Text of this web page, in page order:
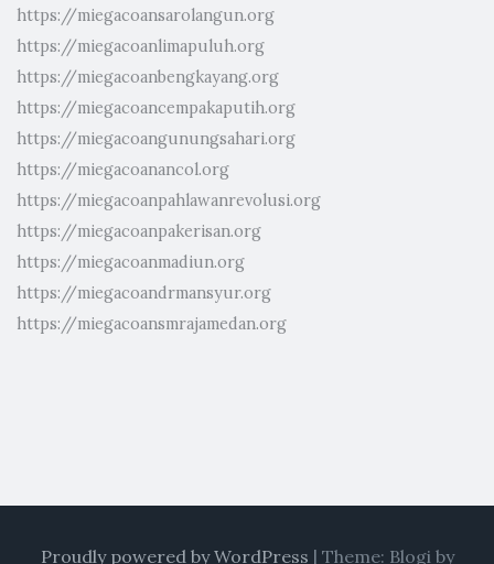
https://miegacoansarolangun.org
https://miegacoanlimapuluh.org
https://miegacoanbengkayang.org
https://miegacoancempakaputih.org
https://miegacoangunungsahari.org
https://miegacoanancol.org
https://miegacoanpahlawanrevolusi.org
https://miegacoanpakerisan.org
https://miegacoanmadiun.org
https://miegacoandrmansyur.org
https://miegacoansmrajamedan.org
Proudly powered by WordPress | Theme: Blogi by